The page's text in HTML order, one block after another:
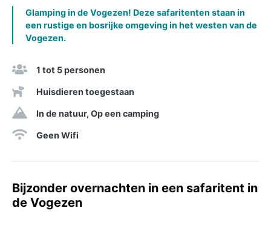
Glamping in de Vogezen! Deze safaritenten staan in
een rustige en bosrijke omgeving in het westen van de
Vogezen.
1 tot 5 personen
Huisdieren toegestaan
In de natuur, Op een camping
Geen Wifi
Bijzonder overnachten in een safaritent in
de Vogezen